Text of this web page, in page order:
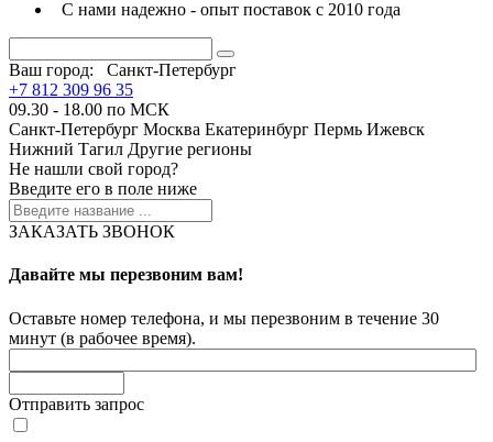
С нами надежно - опыт поставок с 2010 года
Ваш город:
Санкт-Петербург
+7 812 309 96 35
09.30 - 18.00 по МСК
Санкт-Петербург Москва Екатеринбург Пермь Ижевск
Нижний Тагил Другие регионы
Не нашли свой город?
Введите его в поле ниже
ЗАКАЗАТЬ ЗВОНОК
Давайте мы перезвоним вам!
Оставьте номер телефона, и мы перезвоним в течение 30
минут (в рабочее время).
Отправить запрос